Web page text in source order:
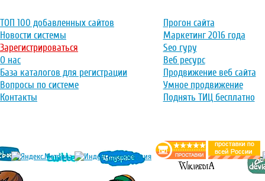
ТОП 100 добавленных сайтов
Новости системы
Зарегистрироваться
О нас
База каталогов для регистрации
Вопросы по системе
Контакты
Прогон сайта
Маркетинг 2016 года
Seo гуру
Веб ресурс
Продвижение веб сайта
Умное продвижение
Поднять ТИЦ бесплатно